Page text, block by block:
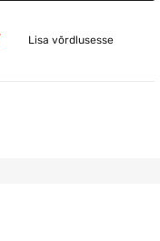
Lisa võrdlusesse